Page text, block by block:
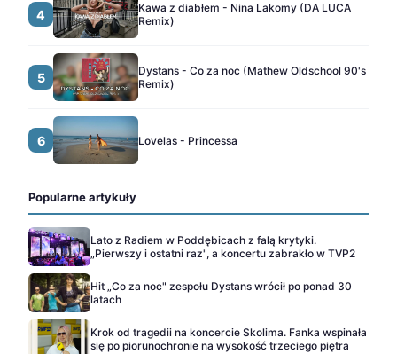
4
Kawa z diabłem - Nina Lakomy (DA LUCA
Remix)
5
Dystans - Co za noc (Mathew Oldschool 90's
Remix)
6 Lovelas - Princessa
Popularne artykuły
Lato z Radiem w Poddębicach z falą krytyki.
„Pierwszy i ostatni raz", a koncertu zabrakło w TVP2
Hit „Co za noc" zespołu Dystans wrócił po ponad 30
latach
Krok od tragedii na koncercie Skolima. Fanka wspinała
się po piorunochronie na wysokość trzeciego piętra